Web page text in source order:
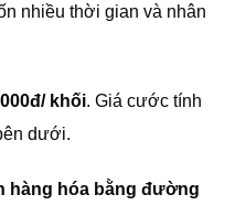
nhiều thời gian và nhân
khối. Giá cước tính
dưới.
hàng hóa bằng đường